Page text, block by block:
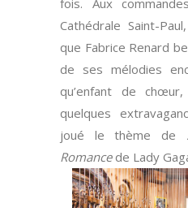
fois. Aux
Cathédrale Saint-
que Fabrice Renard
de ses mélodies
qu’enfant de
quelques
joué le thème de
Romancede Lady